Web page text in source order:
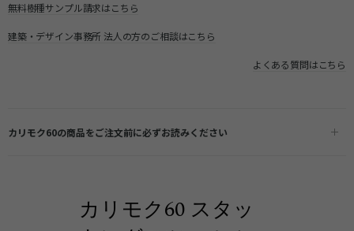
無料樹種サンプル請求はこちら
建築・デザイン事務所 法人の方のご相談はこちら
よくある質問はこちら
カリモク60の商品をご注文前に必ずお読みください
カリモク60 スタッ